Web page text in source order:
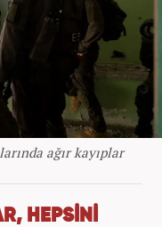
ağır kayıplar
HEPSİNİ